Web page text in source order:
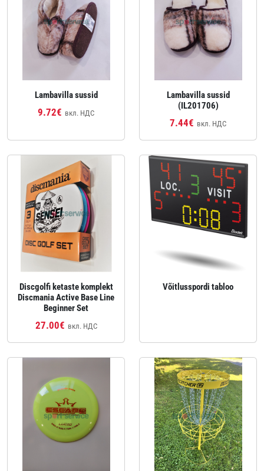
Lambavilla sussid
9.72€ вкл. НДС
Lambavilla sussid
(IL201706)
7.44€ вкл. НДС
Discgolfi ketaste komplekt
Discmania Active Base Line
Beginner Set
27.00€ вкл. НДС
Võitlusspordi tabloo